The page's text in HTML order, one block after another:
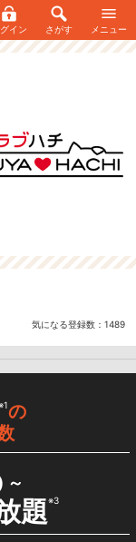
イン さがす メニュー
気になる登録数： 1489
の
～
題※3